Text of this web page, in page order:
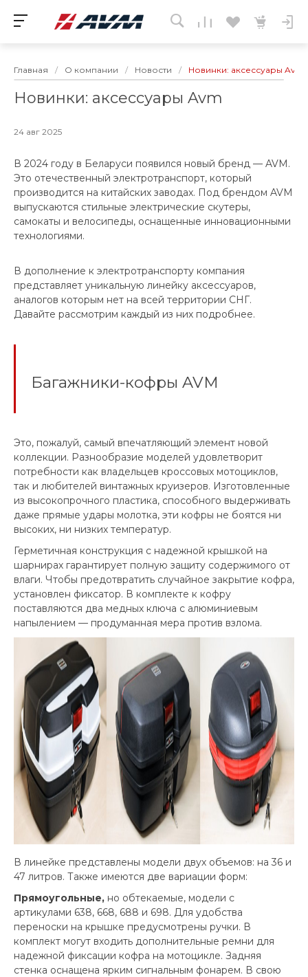
Главная / О компании / Новости / Новинки: аксессуары Avm
Новинки: аксессуары Avm
24 авг 2025
В 2024 году в Беларуси появился новый бренд — AVM.
Это отечественный электротранспорт, который
производится на китайских заводах. Под брендом AVM
выпускаются стильные электрические скутеры,
самокаты и велосипеды, оснащенные инновационными
технологиями.
В дополнение к электротранспорту компания
представляет уникальную линейку аксессуаров,
аналогов которым нет на всей территории СНГ.
Давайте рассмотрим каждый из них подробнее.
Багажники-кофры AVM
Это, пожалуй, самый впечатляющий элемент новой
коллекции. Разнообразие моделей удовлетворит
потребности как владельцев кроссовых мотоциклов,
так и любителей винтажных круизеров. Изготовленные
из высокопрочного пластика, способного выдерживать
даже прямые удары молотка, эти кофры не боятся ни
высоких, ни низких температур.
Герметичная конструкция с надежной крышкой на
шарнирах гарантирует полную защиту содержимого от
влаги. Чтобы предотвратить случайное закрытие кофра,
установлен фиксатор. В комплекте к кофру
поставляются два медных ключа с алюминиевым
напылением — продуманная мера против взлома.
В линейке представлены модели двух объемов: на 36 и
47 литров. Также имеются две вариации форм:
Прямоугольные, но обтекаемые, модели с
артикулами 638, 668, 688 и 698. Для удобства
переноски на крышке предусмотрены ручки. В
комплект могут входить дополнительные ремни для
надежной фиксации кофра на мотоцикле. Задняя
стенка оснащена ярким сигнальным фонарем. В свою